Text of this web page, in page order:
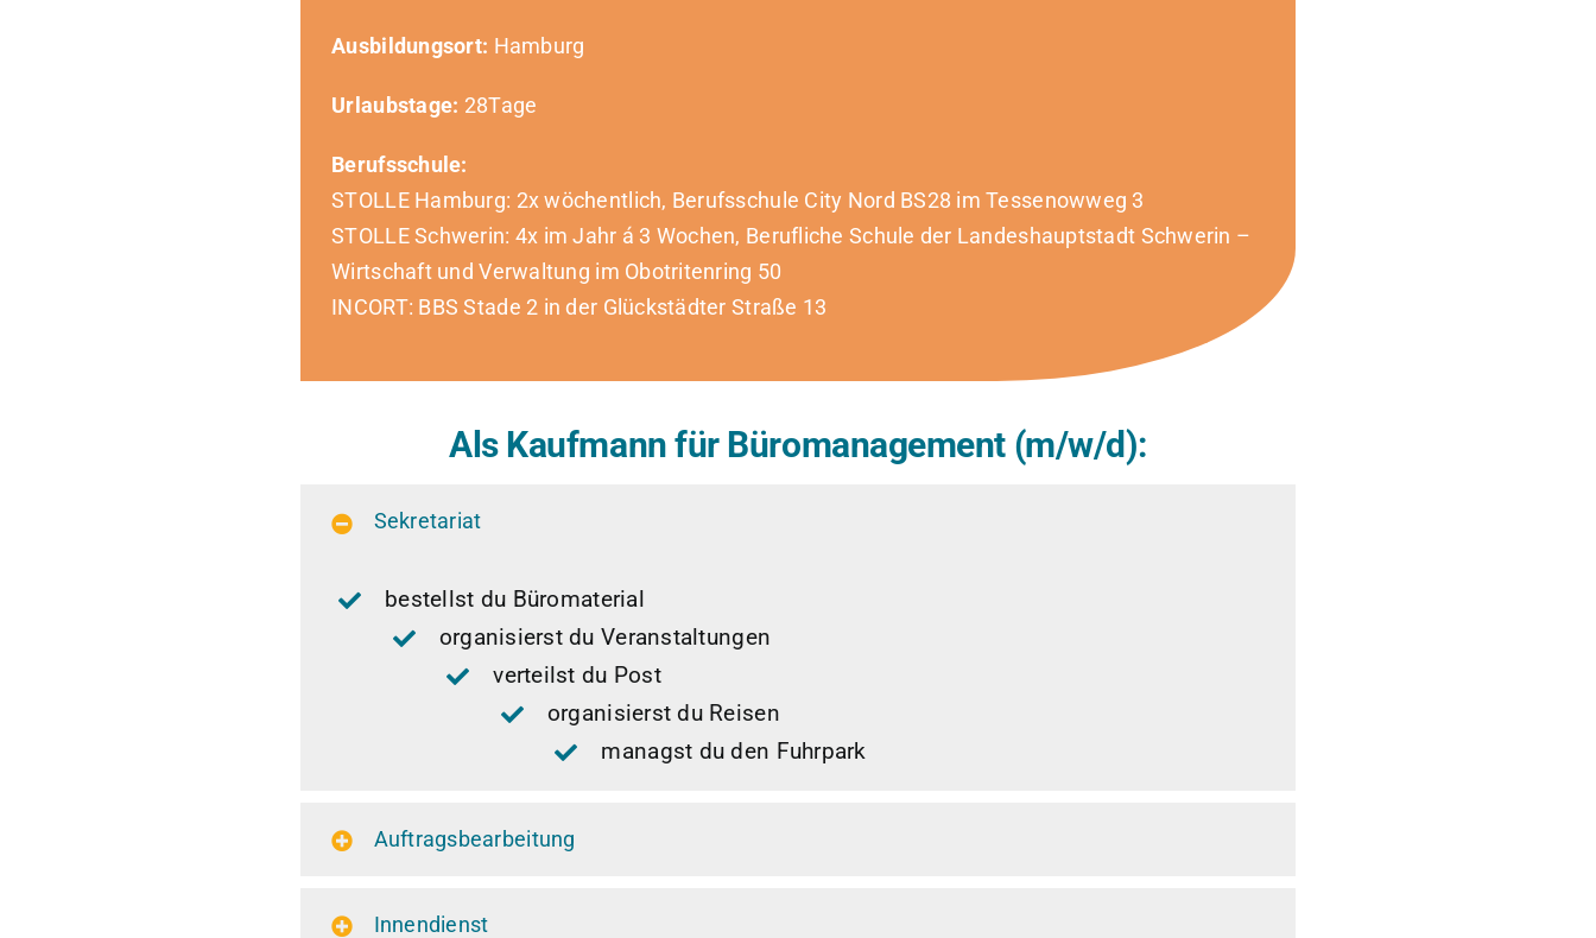
Ausbildungsort: Hamburg
Urlaubstage: 28Tage
Berufsschule:
STOLLE Hamburg: 2x wöchentlich, Berufsschule City Nord BS28 im Tessenowweg 3
STOLLE Schwerin: 4x im Jahr á 3 Wochen, Berufliche Schule der Landeshauptstadt Schwerin –
Wirtschaft und Verwaltung im Obotritenring 50
INCORT: BBS Stade 2 in der Glückstädter Straße 13
Als Kaufmann für Büromanagement (m/w/d):
Sekretariat
bestellst du Büromaterial
organisierst du Veranstaltungen
verteilst du Post
organisierst du Reisen
managst du den Fuhrpark
Auftragsbearbeitung
Innendienst